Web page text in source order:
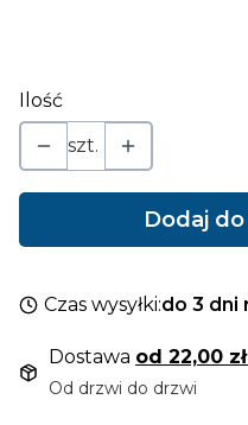
Ilość
szt.
Dodaj
Czas wysyłki:do 3 dni
Dostawa od 22,00 zł
Od drzwi do drzwi